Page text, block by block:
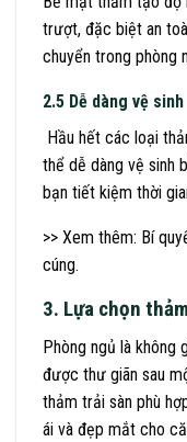
trượt, đặc biệt an
chuyển trong phòng
2.5 Dễ dàng vệ sinh
Hầu hết các loại
thể dễ dàng vệ sinh
bạn tiết kiệm thời
>> Xem thêm: Bí
cúng.
3. Lựa chọn
Phòng ngủ là không
được thư giãn sau
thảm trải sàn phù
ái và đẹp mắt cho